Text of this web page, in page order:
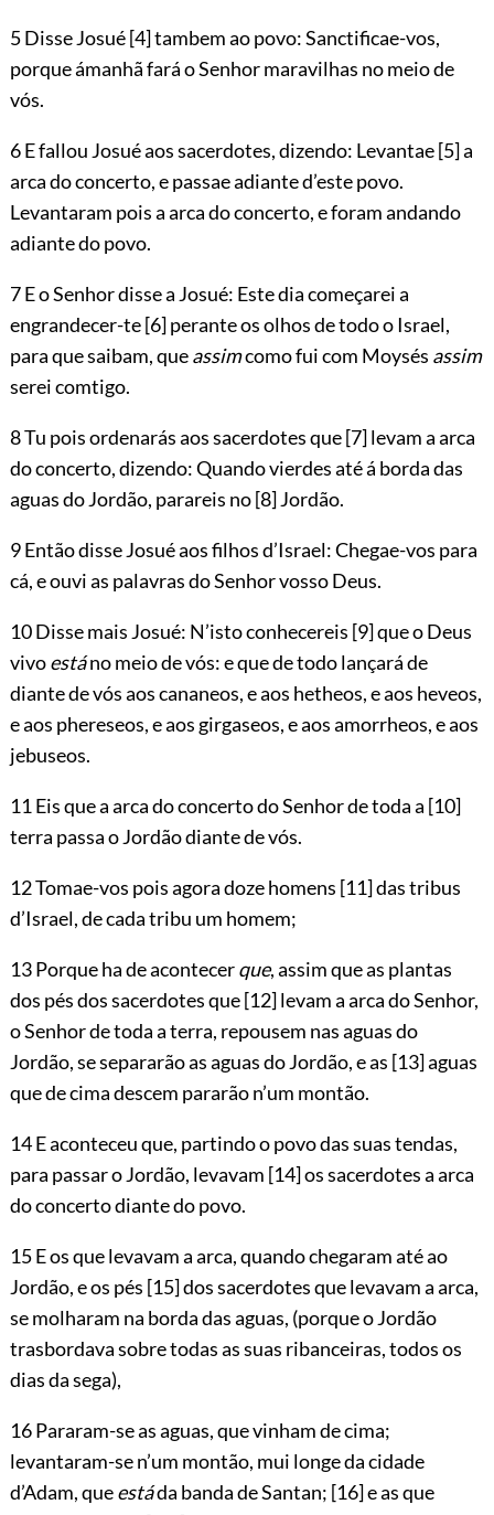
5 Disse Josué[4]tambem ao povo: Sanctificae-vos,
porque ámanhã fará o Senhor maravilhas no meio de
vós.
6 E fallou Josué aos sacerdotes, dizendo: Levantae[5]a
arca do concerto, e passae adiante d’este povo.
Levantaram pois a arca do concerto, e foram andando
adiante do povo.
7 E o Senhor disse a Josué: Este dia começarei a
engrandecer-te[6]perante os olhos de todo o Israel,
para que saibam, queassimcomo fui com Moysés assim
serei comtigo.
8 Tu pois ordenarás aos sacerdotes que[7]levam a arca
do concerto, dizendo: Quando vierdes até á borda das
aguas do Jordão, parareis no[8]Jordão.
9 Então disse Josué aos filhos d’Israel: Chegae-vos para
cá, e ouvi as palavras do Senhor vosso Deus.
10 Disse mais Josué: N’isto conhecereis [9]que o Deus
vivoestáno meio de vós: e que de todo lançará de
diante de vós aos cananeos, e aos hetheos, e aos heveos,
e aos phereseos, e aos girgaseos, e aos amorrheos, e aos
jebuseos.
11 Eis que a arca do concerto do Senhor de toda a [10]
terra passa o Jordão diante de vós.
12 Tomae-vos pois agora doze homens [11]das tribus
d’Israel, de cada tribu um homem;
13 Porque ha de acontecerque, assim que as plantas
dos pés dos sacerdotes que[12]levam a arca do Senhor,
o Senhor de toda a terra, repousem nas aguas do
Jordão, se separarão as aguas do Jordão, e as [13]aguas
que de cima descem pararão n’um montão.
14 E aconteceu que, partindo o povo das suas tendas,
para passar o Jordão, levavam [14]os sacerdotes a arca
do concerto diante do povo.
15 E os que levavam a arca, quando chegaram até ao
Jordão, e os pés [15]dos sacerdotes que levavam a arca,
se molharam na borda das aguas, (porque o Jordão
trasbordava sobre todas as suas ribanceiras, todos os
dias da sega),
16 Pararam-se as aguas, que vinham de cima;
levantaram-se n’um montão, mui longe da cidade
d’Adam, queestáda banda de Santan; [16]e as que